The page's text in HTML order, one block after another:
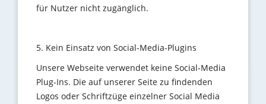
für Nutzer nicht zugänglich.
5. Kein Einsatz von Social-Media-Plugins
Unsere Webseite verwendet keine Social-Media
Plug-Ins. Die auf unserer Seite zu findenden
Logos oder Schriftzüge einzelner Social Media